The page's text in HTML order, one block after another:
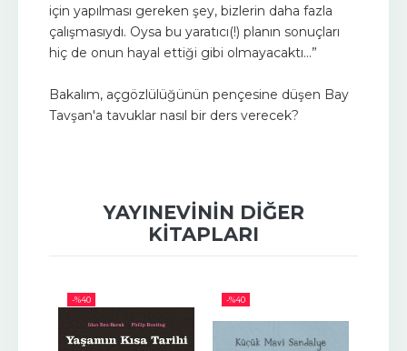
için yapılması gereken şey, bizlerin daha fazla
çalışmasıydı. Oysa bu yaratıcı(!) planın sonuçları
hiç de onun hayal ettiği gibi olmayacaktı...”
Bakalım, açgözlülüğünün pençesine düşen Bay
Tavşan'a tavuklar nasıl bir ders verecek?
YAYINEVININ DIĞER
KITAPLARI
-%40 -%40